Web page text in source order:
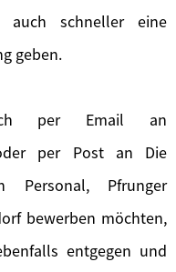
auch schneller eine
geben.
per Email an
per Post an Die
Personal, Pfrunger
bewerben möchten,
entgegen und